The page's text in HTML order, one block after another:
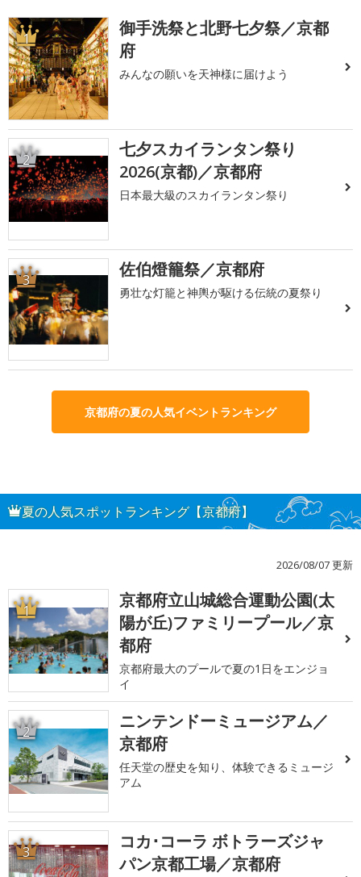
1
御手洗祭と北野七夕祭／京都
府
みんなの願いを天神様に届けよう
2
七夕スカイランタン祭り
2026(京都)／京都府
日本最大級のスカイランタン祭り
3 佐伯燈籠祭／京都府
勇壮な灯籠と神輿が駆ける伝統の夏祭り
京都府の夏の人気イベントランキング
夏の人気スポットランキング【京都府】
2026/08/07 更新
1
京都府立山城総合運動公園(太
陽が丘)ファミリープール／京
都府
京都府最大のプールで夏の1日をエンジョ
イ
2
ニンテンドーミュージアム／
京都府
任天堂の歴史を知り、体験できるミュージ
アム
3
コカ･コーラ ボトラーズジャ
パン京都工場／京都府